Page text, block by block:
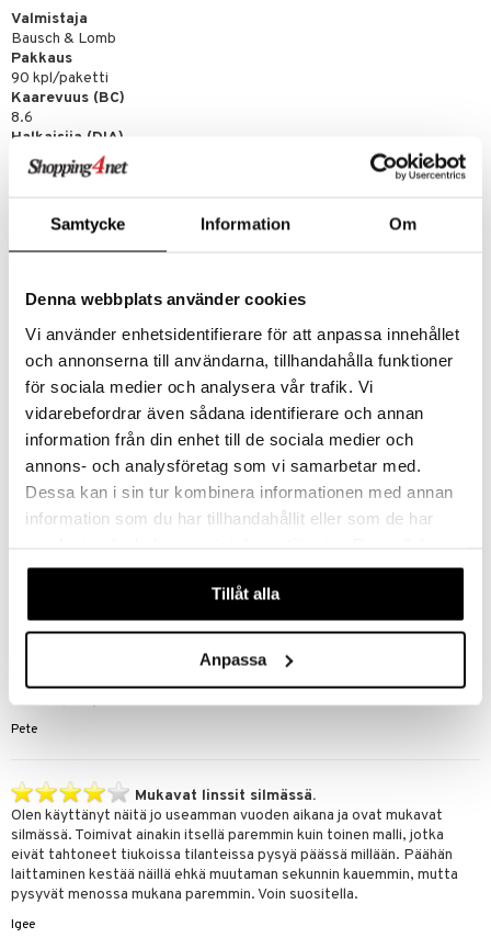
Samtycke Information Om
Denna webbplats använder cookies
Vi använder enhetsidentifierare för att anpassa innehållet
och annonserna till användarna, tillhandahålla funktioner
för sociala medier och analysera vår trafik. Vi
vidarebefordrar även sådana identifierare och annan
information från din enhet till de sociala medier och
annons- och analysföretag som vi samarbetar med.
Dessa kan i sin tur kombinera informationen med annan
information som du har tillhandahållit eller som de har
våra cookies vid fortsatt användande av vår webbplats.
Tillåt alla
Anpassa
Valmistaja
Bausch & Lomb
Pakkaus
90 kpl/paketti
Kaarevuus (BC)
8.6
Halkaisija (DIA)
14.2
Vahvuus (PWR)
Käyttöaika
1 päivä
Materiaali
Nestepitoisuus
Puolet merkitty
Värjätty käsittelyn helpottamiseksi
Kyllä
Tuotenumero
LSDB
Oon käyttänyt yli viistoista vuotta putkeen eikä ole ollut rillejä
ollenkaan. Sekä silmään että pois menee ilman peiliä heittämällä ja
säännöllisten tarkastusten perusteella silmät on pysynyt runsaasta
käytöstä huolimatta täysin kunnossa. Pysyy silmässä myös urheillessa
Pete
Mukavat linssit silmässä.
Olen käyttänyt näitä jo useamman vuoden aikana ja ovat mukavat
silmässä. Toimivat ainakin itsellä paremmin kuin toinen malli, jotka
eivät tahtoneet tiukoissa tilanteissa pysyä päässä millään. Päähän
laittaminen kestää näillä ehkä muutaman sekunnin kauemmin, mutta
pysyvät menossa mukana paremmin. Voin suositella.
lgee